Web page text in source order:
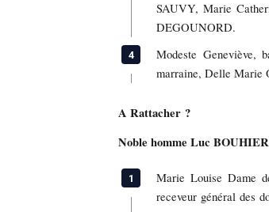
SAUVY, Marie
DEGOUNORD.
Modeste Geneviève,
marraine, Delle Marie
A Rattacher ?
Noble homme Luc
Marie Louise Dame
receveur général des